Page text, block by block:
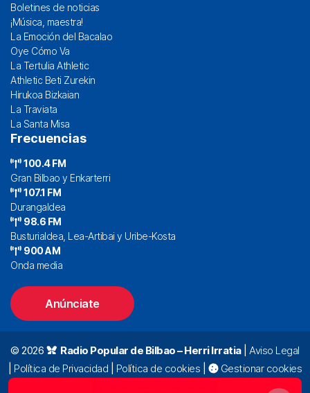
Boletines de noticias
¡Música, maestra!
La Emoción del Bacalao
Oye Cómo Va
La Tertulia Athletic
Athletic Beti Zurekin
Hirukoa Bizkaian
La Traviata
La Santa Misa
Frecuencias
100.4 FM
Gran Bilbao y Enkarterri
107.1 FM
Durangaldea
98.6 FM
Busturialdea, Lea-Artibai y Uribe-Kosta
900 AM
Onda media
Anúnciate
© 2026 Radio Popular de Bilbao – Herri Irratia| Aviso Legal
Política de Privacidad Política de cookies
Gestionar cookies
94 423 92 00|